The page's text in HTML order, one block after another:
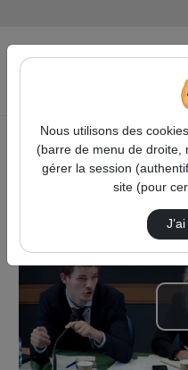
Accueil
Vidéos
Questions 1 : Deuxième
Nous utilisons des
(barre de menu de droite,
gérer la session
site (pour